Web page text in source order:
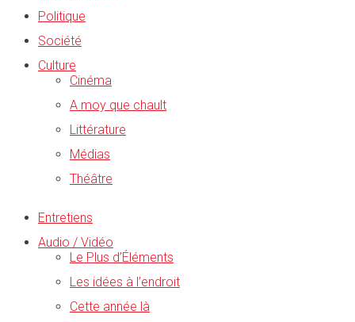
Politique
Société
Culture
Cinéma
A moy que chault
Littérature
Médias
Théâtre
Entretiens
Audio / Vidéo
Le Plus d’Éléments
Les idées à l’endroit
Cette année là